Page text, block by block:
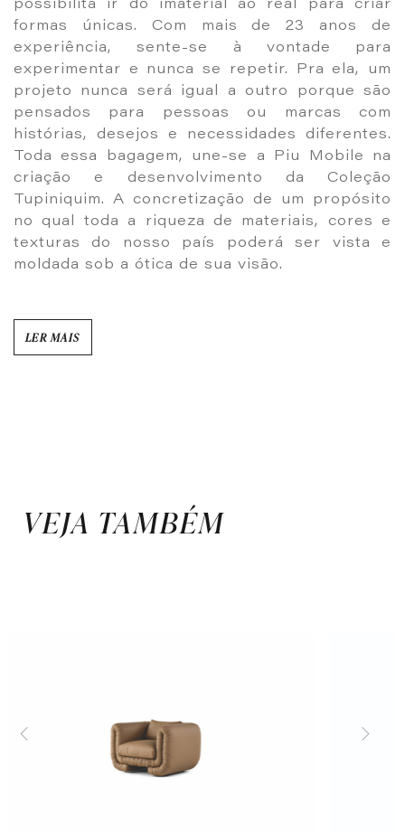
possibilita ir do imaterial ao real para criar
formas únicas. Com mais de 23 anos de
experiência, sente-se à vontade para
experimentar e nunca se repetir. Pra ela, um
projeto nunca será igual a outro porque são
pensados para pessoas ou marcas com
histórias, desejos e necessidades diferentes.
Toda essa bagagem, une-se a Piu Mobile na
criação e desenvolvimento da Coleção
Tupiniquim. A concretização de um propósito
no qual toda a riqueza de materiais, cores e
texturas do nosso país poderá ser vista e
moldada sob a ótica de sua visão.
LER MAIS
VEJA TAMBÉM